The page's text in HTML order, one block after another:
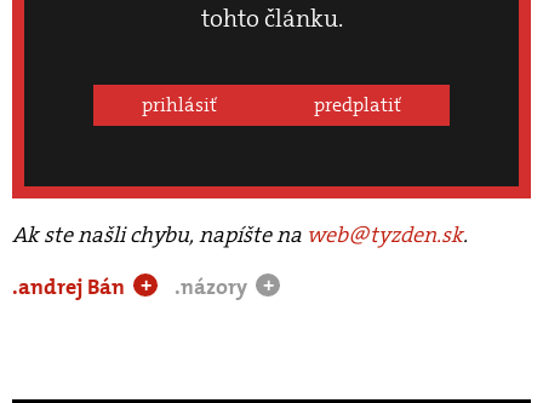
tohto článku.
prihlásiť predplatiť
Ak ste našli chybu, napíšte na web@tyzden.sk.
.andrej Bán
+ .názory +